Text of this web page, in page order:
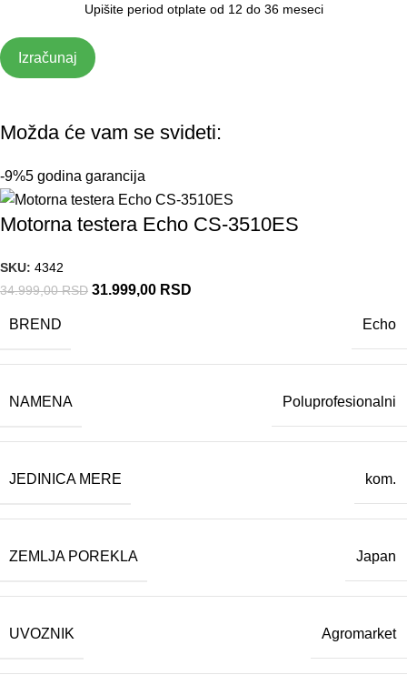
Izračunaj
Možda će vam se svideti:
-9%5 godina garancija
Motorna testera Echo CS-3510ES
SKU: 4342
34.999,00RSD 31.999,00 RSD
BREND Echo
NAMENA Poluprofesionalni
JEDINICA MERE kom.
ZEMLJA POREKLA Japan
UVOZNIK Agromarket